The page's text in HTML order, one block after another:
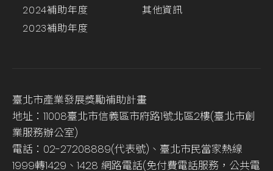
2024補助年度
2023補助年度
其他資訊
臺北市產業發展獎勵補助計畫
地址：11008臺北市信義區市府路1號北區2樓(臺北市創
業服務辦公室)
電話：02-27208889(代表號)、臺北市民當家熱線
1999轉1429、1428 網路電話(免付費電話服務，公共電